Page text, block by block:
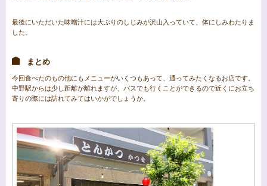
最後にいただいた味噌汁には大ぶりのしじみが沢山入っていて、体にしみわたりま
した。
まとめ
今回食べたのもの他にもメニューがいくつもあって、通ってみたくなるお店です。
中野駅からは少し距離が離れますが、バスでも行くことができるので近くにお立ち
寄りの際には訪れてみてはいかがでしょうか。